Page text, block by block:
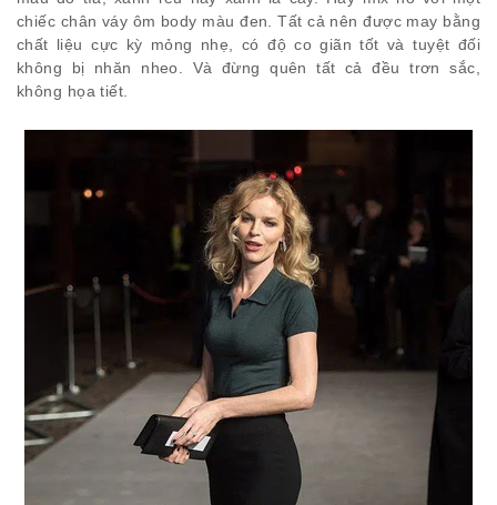
chiếc chân váy ôm body màu đen. Tất cả nên được may bằng
chất liệu cực kỳ mỏng nhẹ, có độ co giãn tốt và tuyệt đối
không bị nhăn nheo. Và đừng quên tất cả đều trơn sắc,
không họa tiết.